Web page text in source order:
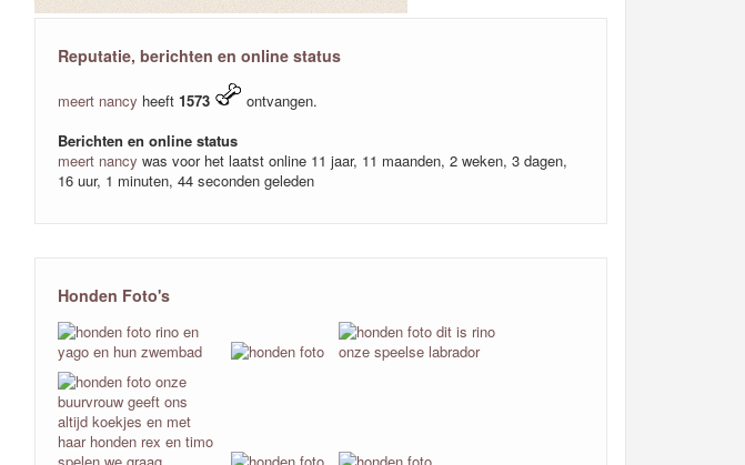
Reputatie, berichten en online status
meert nancy heeft 1573
ontvangen.
Berichten en online status
meert nancy was voor het laatst online 11 jaar, 11 maanden, 2 weken, 3 dagen,
16 uur, 1 minuten, 44 seconden geleden
Honden Foto's